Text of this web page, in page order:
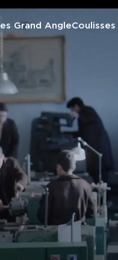
Grand AngleCoulisses
Archives
Nous